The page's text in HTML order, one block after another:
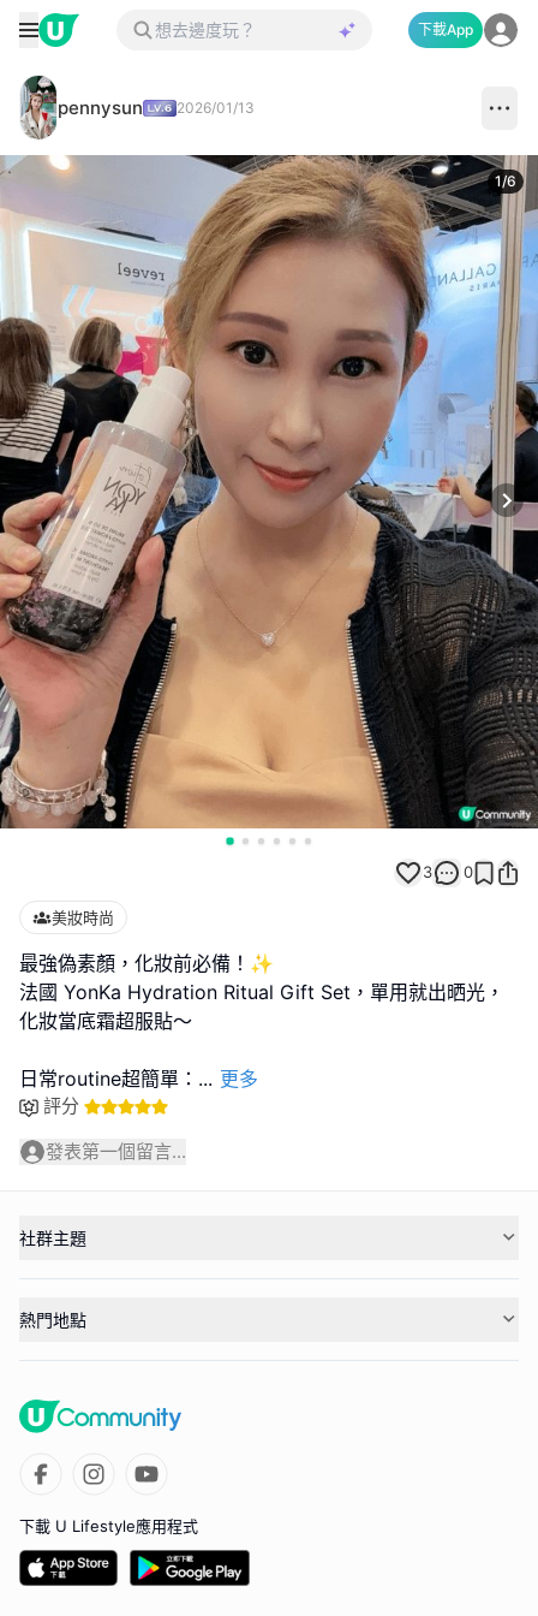
下載App
pennysun 2026/01/13
1/6
3 0
美妝時尚
最強偽素顏，化妝前必備！✨
法國 YonKa Hydration Ritual Gift Set，單用就出晒光，
化妝當底霜超服貼～
日常routine超簡單： ... 更多
評分
發表第一個留言...
社群主題
熱門地點
下載 U Lifestyle應用程式